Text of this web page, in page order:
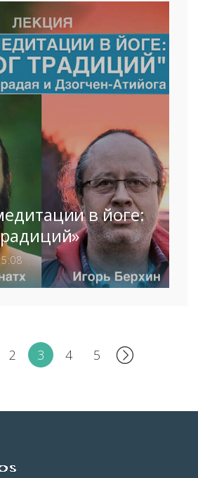
в йоге:
2 3 4 5